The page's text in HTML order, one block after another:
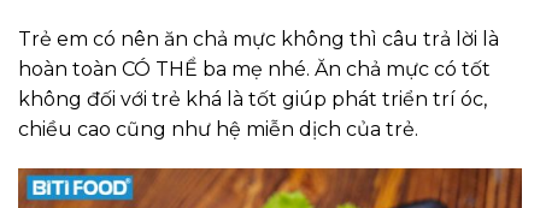
Trẻ em có nên ăn chả mực không thì câu trả lời là
hoàn toàn CÓ THỂ ba mẹ nhé. Ăn chả mực có tốt
không đối với trẻ khá là tốt giúp phát triển trí óc,
chiều cao cũng như hệ miễn dịch của trẻ.